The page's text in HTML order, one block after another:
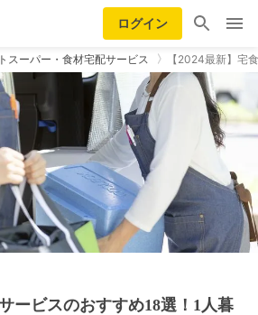
ログイン
スーパー・食材宅配サービス 【2024最新】宅
ービスのおすすめ18選！1人暮